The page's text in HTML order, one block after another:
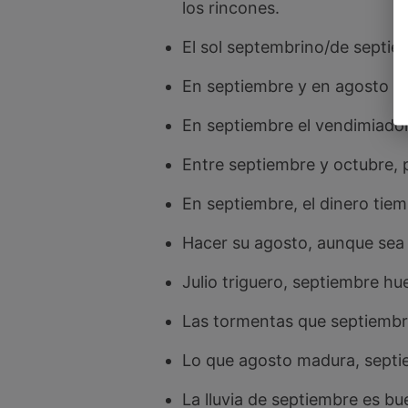
los rincones.
El sol septembrino/de
En septiembre y en agosto
En septiembre el
Entre septiembre y octubre,
En septiembre, el dinero
Hacer su agosto, aunque
Julio triguero, septiembre
Las tormentas que
Lo que agosto madura,
La lluvia de septiembre es